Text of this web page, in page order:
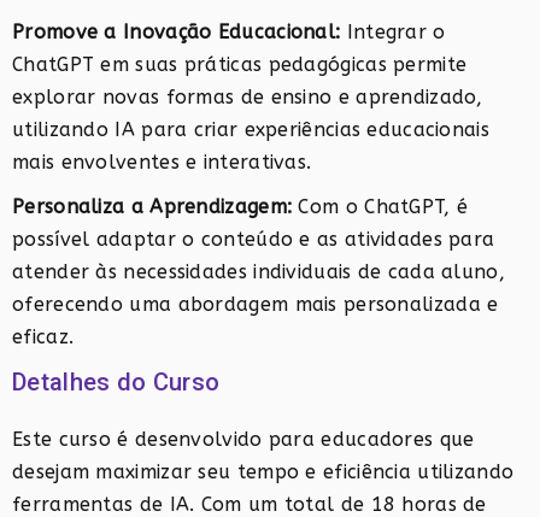
Promove a Inovação Educacional: Integrar o
ChatGPT em suas práticas pedagógicas permite
explorar novas formas de ensino e aprendizado,
utilizando IA para criar experiências educacionais
mais envolventes e interativas.
Personaliza a Aprendizagem: Com o ChatGPT, é
possível adaptar o conteúdo e as atividades para
atender às necessidades individuais de cada aluno,
oferecendo uma abordagem mais personalizada e
eficaz.
Detalhes do Curso
Este curso é desenvolvido para educadores que
desejam maximizar seu tempo e eficiência utilizando
ferramentas de IA. Com um total de 18 horas de